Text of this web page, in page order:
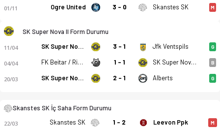
Skanstes SK - SK Super Nova II 1-1 bitti. Gol anları,
01/11 Ogre United 3 - 0 Skanstes SK M
SK Super Nova II Form Durumu
11/04 SK Super Nova II 3 - 1 Jfk Ventspils G
04/04 FK Beitar / Riga Mariners 1 - 1 SK Super Nova II B
20/03 SK Super Nova II 2 - 1 Alberts G
Skanstes SK İç Saha Form Durumu
22/03 Skanstes SK 1 - 2 Leevon Ppk M